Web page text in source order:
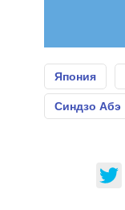
Япония
Синдзо Абэ